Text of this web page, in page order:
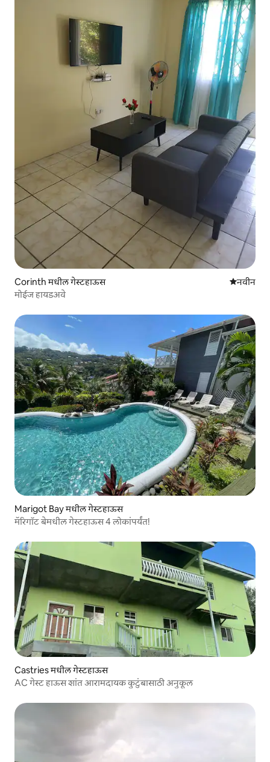
Corinth मधील गेस्टहाऊस नवीननवीन
मोईज हायडअवे
Marigot Bay मधील गेस्टहाऊस
मॅरिगॉट बेमधील गेस्टहाऊस 4 लोकांपर्यंत!
Castries मधील गेस्टहाऊस
AC गेस्ट हाऊस शांत आरामदायक कुटुंबासाठी अनुकूल